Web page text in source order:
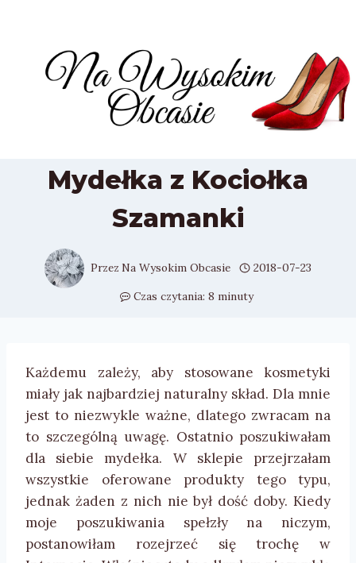
Mydełka z Kociołka
Szamanki
Przez Na Wysokim Obcasie
2018-07-23
Czas czytania: 8 minuty
Każdemu zależy, aby stosowane kosmetyki
miały jak najbardziej naturalny skład. Dla mnie
jest to niezwykle ważne, dlatego zwracam na
to szczególną uwagę. Ostatnio poszukiwałam
dla siebie mydełka. W sklepie przejrzałam
wszystkie oferowane produkty tego typu,
jednak żaden z nich nie był dość doby. Kiedy
moje poszukiwania spełzły na niczym,
postanowiłam rozejrzeć się trochę w